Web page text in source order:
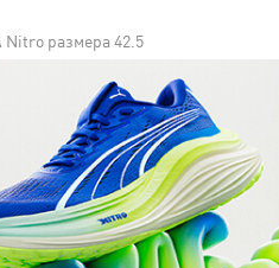
Nitro размера 42.5